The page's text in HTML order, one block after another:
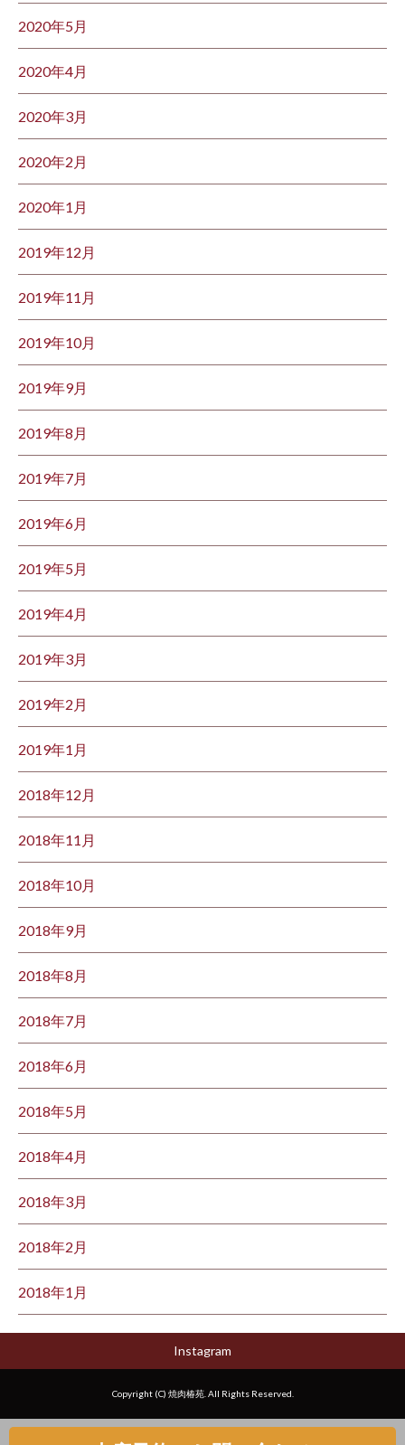
2020年5月
2020年4月
2020年3月
2020年2月
2020年1月
2019年12月
2019年11月
2019年10月
2019年9月
2019年8月
2019年7月
2019年6月
2019年5月
2019年4月
2019年3月
2019年2月
2019年1月
2018年12月
2018年11月
2018年10月
2018年9月
2018年8月
2018年7月
2018年6月
2018年5月
2018年4月
2018年3月
2018年2月
2018年1月
Instagram
Copyright (C) 焼肉椿苑. All Rights Reserved.